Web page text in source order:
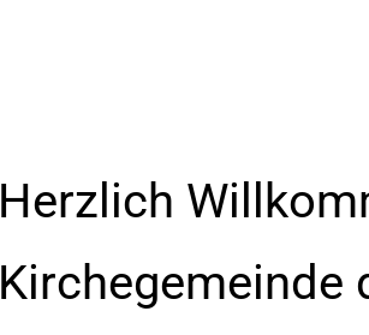
Herzlich
Kirchegemeinde